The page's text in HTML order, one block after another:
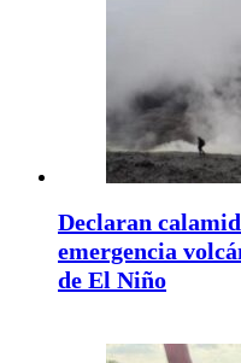
Declaran
emergencia
de El Niño